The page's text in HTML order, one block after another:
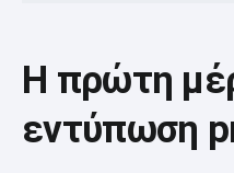
εντύπωση
Από τη στιγμή που το